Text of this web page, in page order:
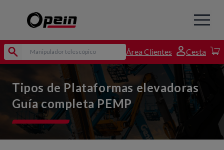
Área Clientes Cesta
Tipos de Plataformas elevadoras
Guía completa PEMP